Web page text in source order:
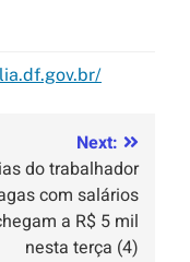
Next:
do trabalhador
com salários
a R$ 5 mil
nesta terça (4)